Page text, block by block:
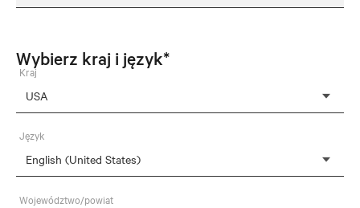
Wybierz kraj i język*
Kraj
Język
Województwo/powiat